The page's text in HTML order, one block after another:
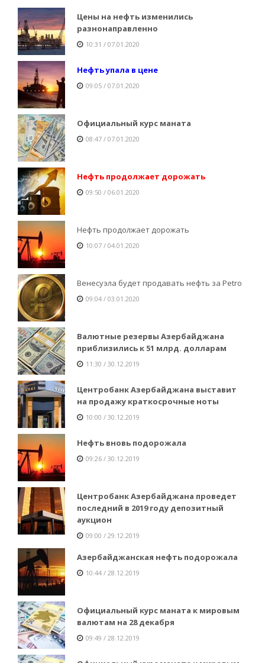
Цены на нефть изменились
разнонаправленно
10:31 / 07.01.2020
Нефть упала в цене
09:05 / 07.01.2020
Официальный курс маната
08:47 / 07.01.2020
Нефть продолжает дорожать
09:50 / 06.01.2020
Нефть продолжает дорожать
10:07 / 04.01.2020
Венесуэла будет продавать нефть за Petro
09:04 / 03.01.2020
Валютные резервы Азербайджана
приблизились к 51 млрд. долларам
11:30 / 30.12.2019
Центробанк Азербайджана выставит
на продажу краткосрочные ноты
10:00 / 30.12.2019
Нефть вновь подорожала
09:26 / 30.12.2019
Центробанк Азербайджана проведет
последний в 2019 году депозитный
аукцион
09:00 / 29.12.2019
Азербайджанская нефть подорожала
10:44 / 28.12.2019
Официальный курс маната к мировым
валютам на 28 декабря
09:49 / 28.12.2019